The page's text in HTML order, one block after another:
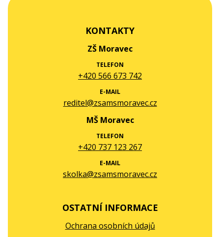
KONTAKTY
ZŠ Moravec
TELEFON
+420 566 673 742
E-MAIL
reditel@zsamsmoravec.cz
MŠ Moravec
TELEFON
+420 737 123 267
E-MAIL
skolka@zsamsmoravec.cz
OSTATNÍ INFORMACE
Ochrana osobních údajů